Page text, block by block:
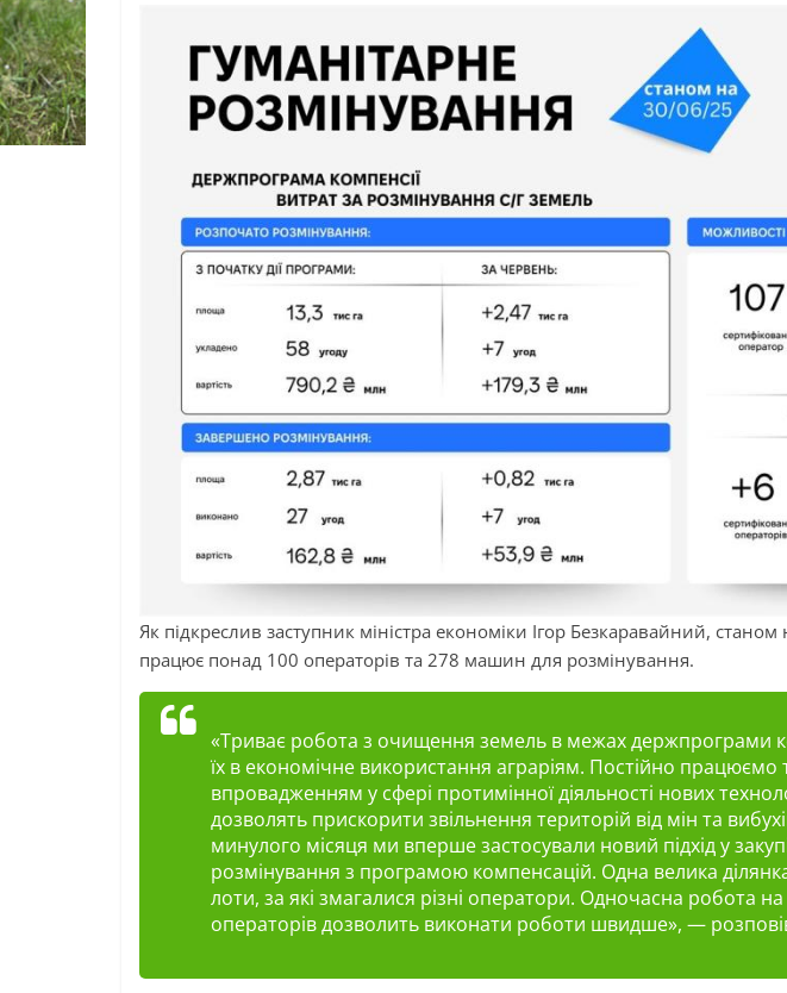
Як підкреслив заступник міністра економіки Ігор Безкаравайний, станом
працює понад 100 операторів та 278 машин для розмінування.
«Триває робота з очищення земель в межах держпрограми
їх в економічне використання аграріям. Постійно працюємо
впровадженням у сфері протимінної діяльності нових
дозволять прискорити звільнення територій від мін та
минулого місяця ми вперше застосували новий підхід у
розмінування з програмою компенсацій. Одна велика
лоти, за які змагалися різні оператори. Одночасна робота на
операторів дозволить виконати роботи швидше», —